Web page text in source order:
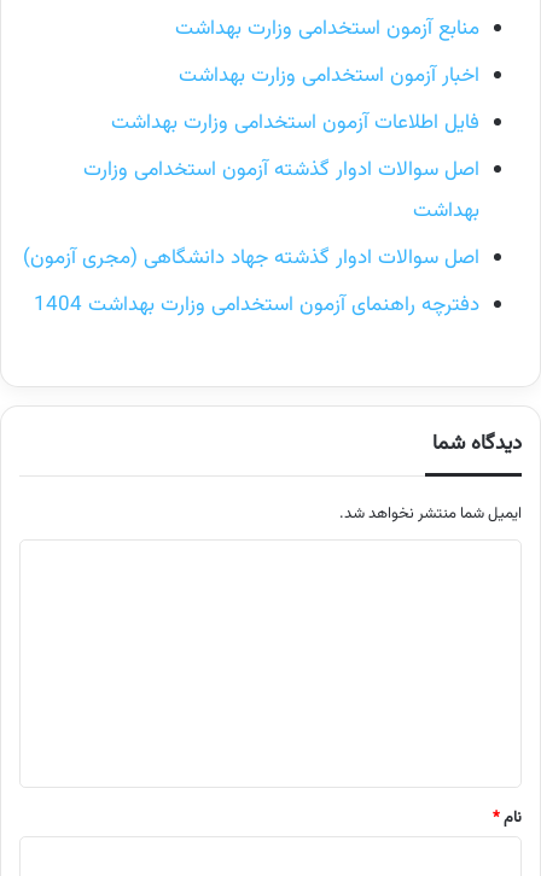
منابع آزمون استخدامی وزارت بهداشت
اخبار آزمون استخدامی وزارت بهداشت
فایل اطلاعات آزمون استخدامی وزارت بهداشت
اصل سوالات ادوار گذشته آزمون استخدامی وزارت
بهداشت
اصل سوالات ادوار گذشته جهاد دانشگاهی (مجری آزمون)
دفترچه راهنمای آزمون استخدامی وزارت بهداشت 1404
دیدگاه شما
ایمیل شما منتشر نخواهد شد.
ا
ه
نام*